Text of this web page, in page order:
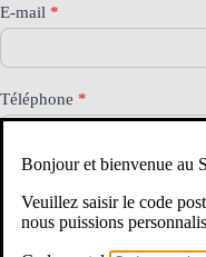
Phase
2
E-mail *
Téléphone *
Bonjour et bienvenue au
Veuillez saisir le code
nous puissions